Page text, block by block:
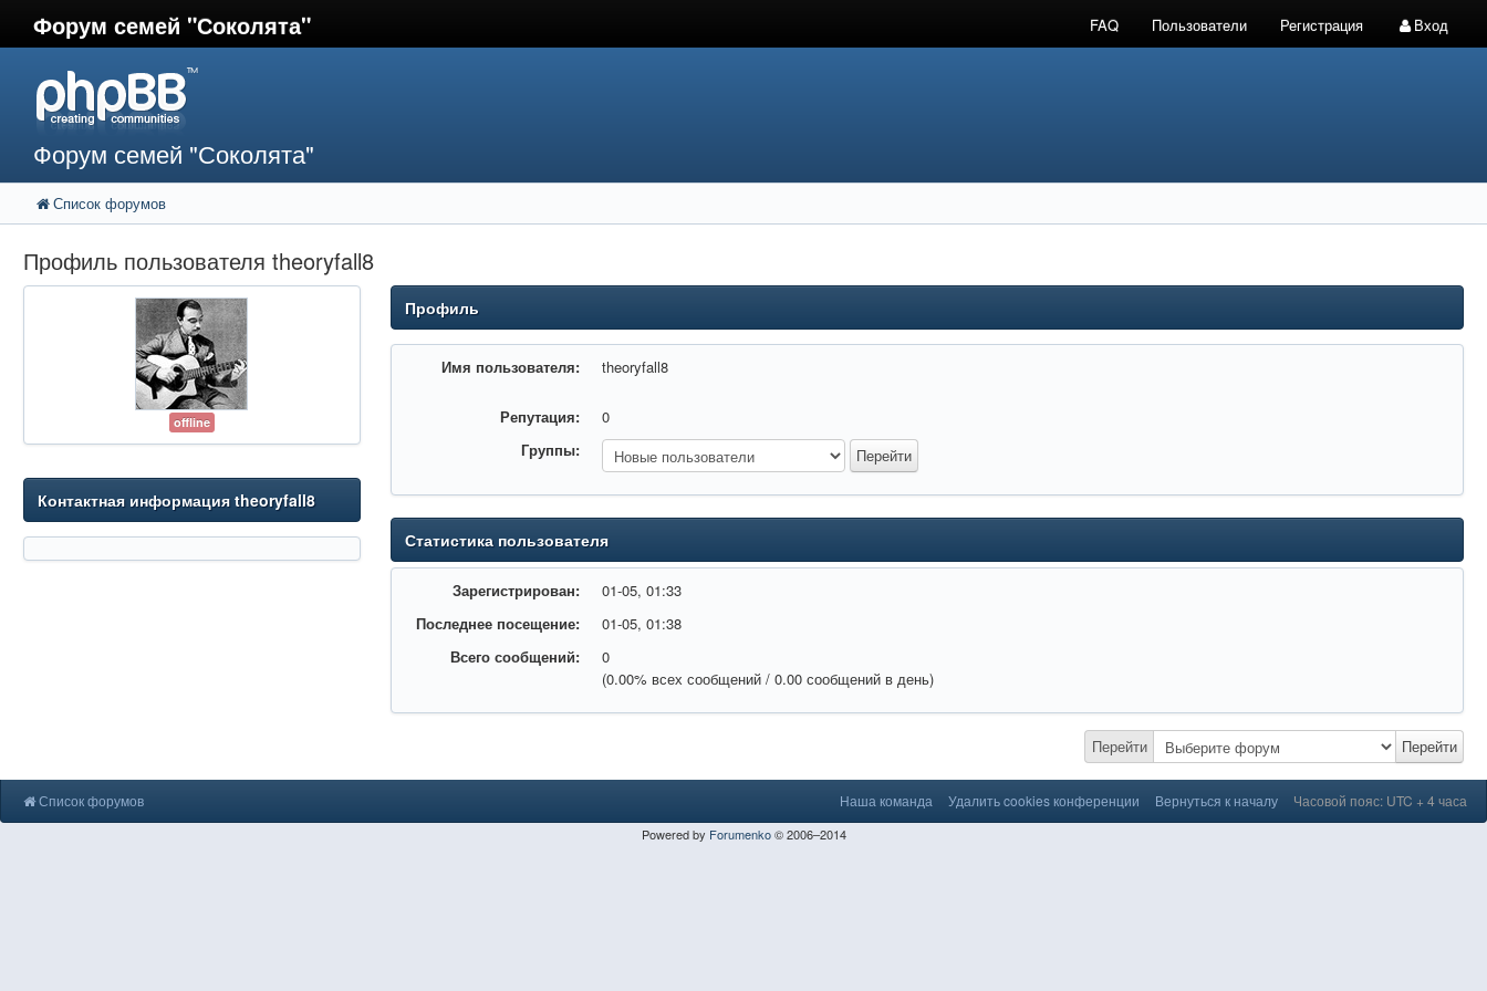
Форум семей "Соколята" FAQ Пользователи Регистрация Вход
Форум семей "Соколята"
Список форумов
Профиль пользователя theoryfall8
offline
Контактная информация theoryfall8
Профиль
Имя пользователя: theoryfall8
Репутация:
0
Группы:
Статистика пользователя
Зарегистрирован:
01-05, 01:33
Последнее посещение:
01-05, 01:38
Всего сообщений:
0
(0.00% всех сообщений / 0.00 сообщений в день)
Перейти Перейти
Список форумов Наша команда Удалить cookies конференции Вернуться к началу Часовой пояс: UTC + 4 часа
Powered by Forumenko© 2006–2014